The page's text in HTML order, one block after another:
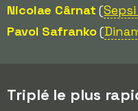
Nicolae Cârnat (Sepsi
Pavol Safranko(
Triplé le plus